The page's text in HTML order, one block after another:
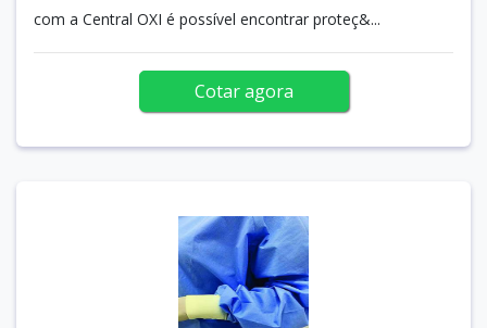
com a Central OXI é possível encontrar proteç&...
Cotar agora